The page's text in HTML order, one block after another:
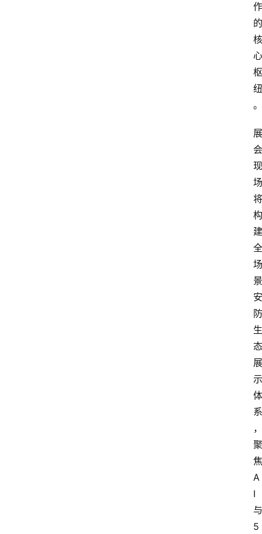
作
的
核
心
枢
纽
。
展
会
现
场
将
构
建
全
场
景
安
防
生
态
展
示
体
系
，
聚
焦
A
I
与
5